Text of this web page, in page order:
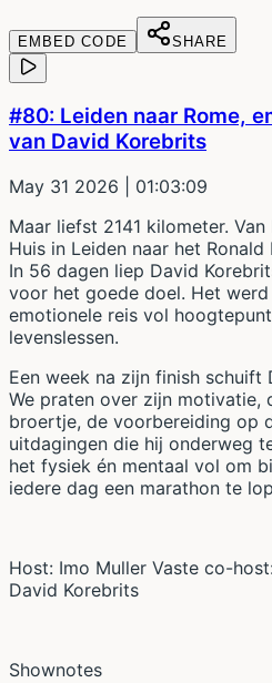
EMBED CODE SHARE
#80: Leiden naar Rome,
van David Korebrits
May 31 2026 | 01:03:09
Maar liefst 2141 kilometer.
Huis in Leiden naar het
In 56 dagen liep David
voor het goede doel. Het
emotionele reis vol
levenslessen.
Een week na zijn finish schuift
We praten over zijn motivatie,
broertje, de voorbereiding op
uitdagingen die hij onderweg
het fysiek én mentaal vol om
iedere dag een marathon te
Host: Imo Muller Vaste co-
David Korebrits
Shownotes